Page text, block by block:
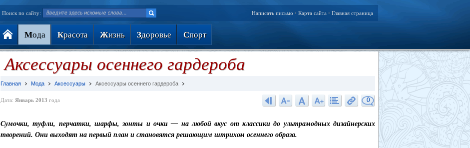
Поиск по сайту: Написать письмо • Карта сайта • Главная страница
Мода Красота Жизнь Здоровье Спорт
Аксессуары осеннего гардероба
Главная Мода Аксессуары Аксессуары осеннего гардероба
Дата: Январь 2013 года 0
Сумочки, туфли, перчатки, шарфы, зонты и очки — на любой вкус от классики до ультрамодных дизайнерских
творений. Они выходят на первый план и становятся решающим штрихом осеннего образа.